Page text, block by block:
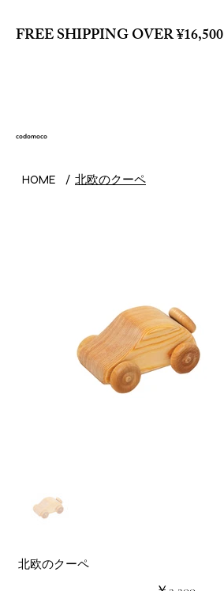
FREE SHIPPING OVER ¥16,500
codomoco
HOME / 北欧のクーペ
北欧のクーペ
価